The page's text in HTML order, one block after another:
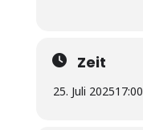
Zeit
25. Juli 202517:00